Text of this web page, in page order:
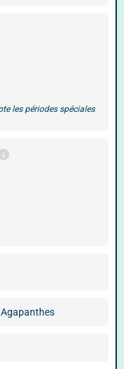
les périodes spéciales
Agapanthes